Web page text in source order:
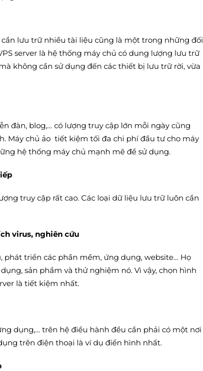
lưu trữ nhiều tài liệu cũng là một trong những đối
server là hệ thống máy chủ có dung lượng lưu trữ
không cần sử dụng đến các thiết bị lưu trữ rời, vừa
đàn, blog,… có lượng truy cập lớn mỗi ngày cũng
Máy chủ ảo tiết kiệm tối đa chi phí đầu tư cho máy
hệ thống máy chủ mạnh mẽ để sử dụng.
truy cập rất cao. Các loại dữ liệu lưu trữ luôn cần
virus, nghiên cứu
phát triển các phần mềm, ứng dụng, website… Họ
sản phẩm và thử nghiệm nó. Vì vậy, chọn hình
là tiết kiệm nhất.
dụng,… trên hệ điều hành đều cần phải có một nơi
trên điện thoại là ví dụ điển hình nhất.